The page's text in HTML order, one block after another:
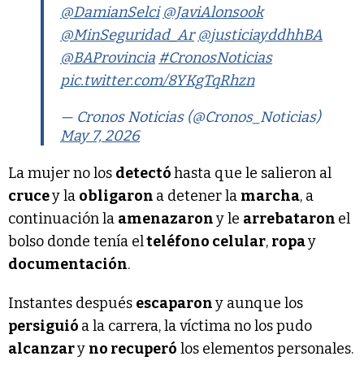
@DamianSelci @JaviAlonsook
@MinSeguridad_Ar @justiciayddhhBA
@BAProvincia #CronosNoticias
pic.twitter.com/8YKgTqRhzn
— Cronos Noticias (@Cronos_Noticias)
May 7, 2026
La mujer no los detectóhasta que le salieron al
crucey la obligaron a detener la marcha, a
continuación la amenazarony le arrebataron el
bolso donde tenía elteléfono celular, ropay
documentación.
Instantes después escaparony aunque los
persiguió a la carrera, la víctima no los pudo
alcanzary no recuperó los elementos personales.